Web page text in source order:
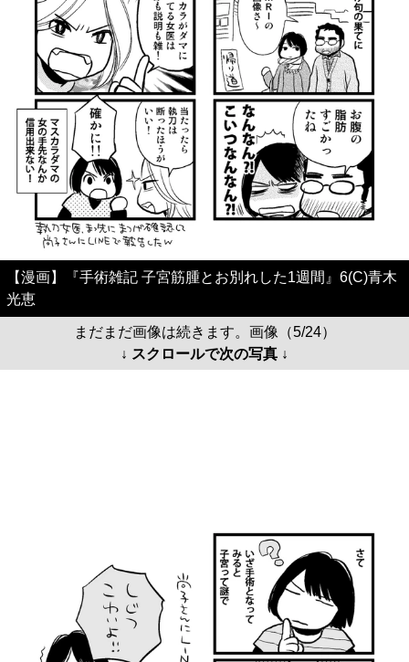
【漫画】『手術雑記 子宮筋腫とお別れした1週間』6(C)青木
光恵
まだまだ画像は続きます。画像（5/24）
↓ スクロールで次の写真 ↓